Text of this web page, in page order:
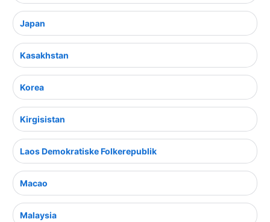
Japan
Kasakhstan
Korea
Kirgisistan
Laos Demokratiske Folkerepublik
Macao
Malaysia